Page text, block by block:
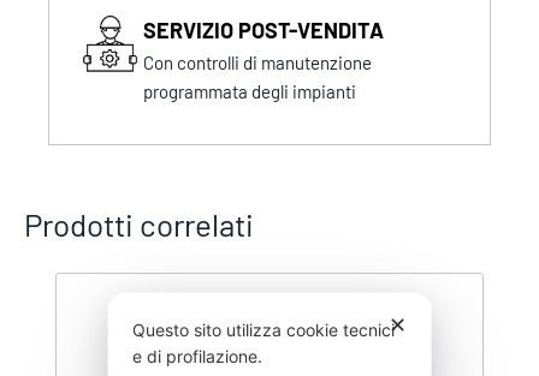
SERVIZIO POST-VENDITA
Con controlli di manutenzione
programmata degli impianti
Prodotti correlati
✕
Questo sito utilizza cookie tecnici
e di profilazione.